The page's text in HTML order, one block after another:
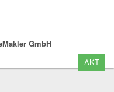
GmbH
AKT